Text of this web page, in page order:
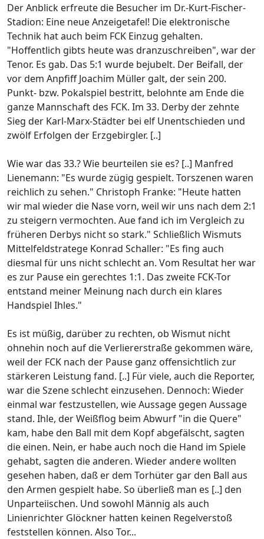
Der Anblick erfreute die Besucher im Dr.-Kurt-Fischer-
Stadion: Eine neue Anzeigetafel! Die elektronische
Technik hat auch beim FCK Einzug gehalten.
"Hoffentlich gibts heute was dranzuschreiben", war der
Tenor. Es gab. Das 5:1 wurde bejubelt. Der Beifall, der
vor dem Anpfiff Joachim Müller galt, der sein 200.
Punkt- bzw. Pokalspiel bestritt, belohnte am Ende die
ganze Mannschaft des FCK. Im 33. Derby der zehnte
Sieg der Karl-Marx-Städter bei elf Unentschieden und
zwölf Erfolgen der Erzgebirgler. [..]
Wie war das 33.? Wie beurteilen sie es? [..] Manfred
Lienemann: "Es wurde zügig gespielt. Torszenen waren
reichlich zu sehen." Christoph Franke: "Heute hatten
wir mal wieder die Nase vorn, weil wir uns nach dem 2:1
zu steigern vermochten. Aue fand ich im Vergleich zu
früheren Derbys nicht so stark." Schließlich Wismuts
Mittelfeldstratege Konrad Schaller: "Es fing auch
diesmal für uns nicht schlecht an. Vom Resultat her war
es zur Pause ein gerechtes 1:1. Das zweite FCK-Tor
entstand meiner Meinung nach durch ein klares
Handspiel Ihles."
Es ist müßig, darüber zu rechten, ob Wismut nicht
ohnehin noch auf die Verliererstraße gekommen wäre,
weil der FCK nach der Pause ganz offensichtlich zur
stärkeren Leistung fand. [..] Für viele, auch die Reporter,
war die Szene schlecht einzusehen. Dennoch: Wieder
einmal war festzustellen, wie Aussage gegen Aussage
stand. Ihle, der Weißflog beim Abwurf "in die Quere"
kam, habe den Ball mit dem Kopf abgefälscht, sagten
die einen. Nein, er habe auch noch die Hand im Spiele
gehabt, sagten die anderen. Wieder andere wollten
gesehen haben, daß er dem Torhüter gar den Ball aus
den Armen gespielt habe. So überließ man es [..] den
Unparteiischen. Und sowohl Männig als auch
Linienrichter Glöckner hatten keinen Regelverstoß
feststellen können. Also Tor...